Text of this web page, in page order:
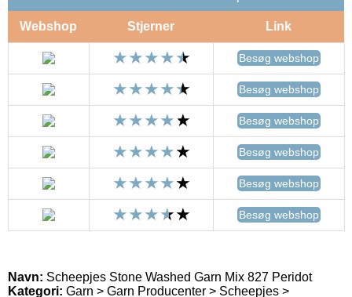
Webshop Stjerner Link
Besøg webshop
Besøg webshop
Besøg webshop
Besøg webshop
Besøg webshop
Besøg webshop
Navn: Scheepjes Stone Washed Garn Mix 827 Peridot
Kategori: Garn > Garn Producenter > Scheepjes >